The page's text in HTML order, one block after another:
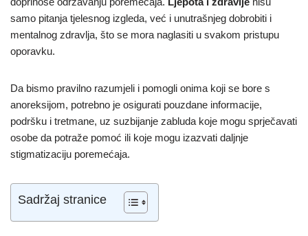
samo pitanja tjelesnog izgleda, već i unutrašnjeg dobrobiti i
mentalnog zdravlja, što se mora naglasiti u svakom pristupu
oporavku.
Da bismo pravilno razumjeli i pomogli onima koji se bore s
anoreksijom, potrebno je osigurati pouzdane informacije,
podršku i tretmane, uz suzbijanje zabluda koje mogu sprječavati
osobe da potraže pomoć ili koje mogu izazvati daljnje
stigmatizaciju poremećaja.
Sadržaj stranice